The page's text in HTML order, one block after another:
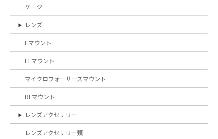
ケージ
レンズ
Eマウント
EFマウント
マイクロフォーサーズマウント
RFマウント
レンズアクセサリー
レンズアクセサリー類